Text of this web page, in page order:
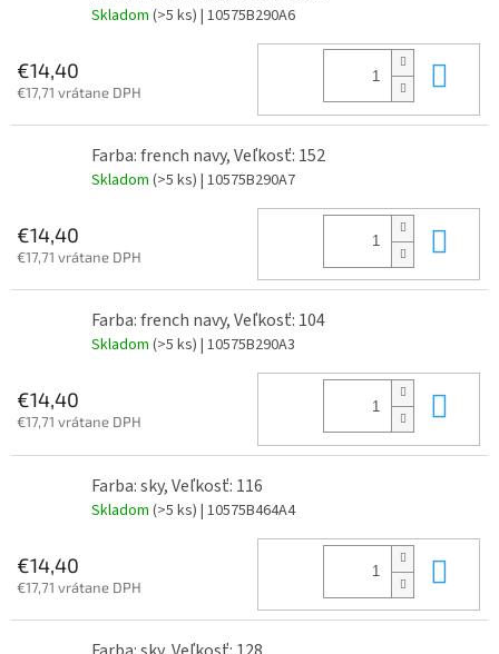
Skladom (>5 ks) | 10575B290A6
€14,40
€17,71 vrátane DPH
Farba: french navy, Veľkosť: 152
Skladom (>5 ks) | 10575B290A7
€14,40
€17,71 vrátane DPH
Farba: french navy, Veľkosť: 104
Skladom (>5 ks) | 10575B290A3
€14,40
€17,71 vrátane DPH
Farba: sky, Veľkosť: 116
Skladom (>5 ks) | 10575B464A4
€14,40
€17,71 vrátane DPH